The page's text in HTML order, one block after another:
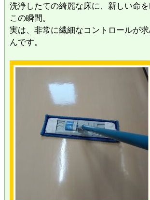
洗浄したての綺麗な床に、新しい命
この瞬間。
実は、非常に繊細なコントロールが
んです。